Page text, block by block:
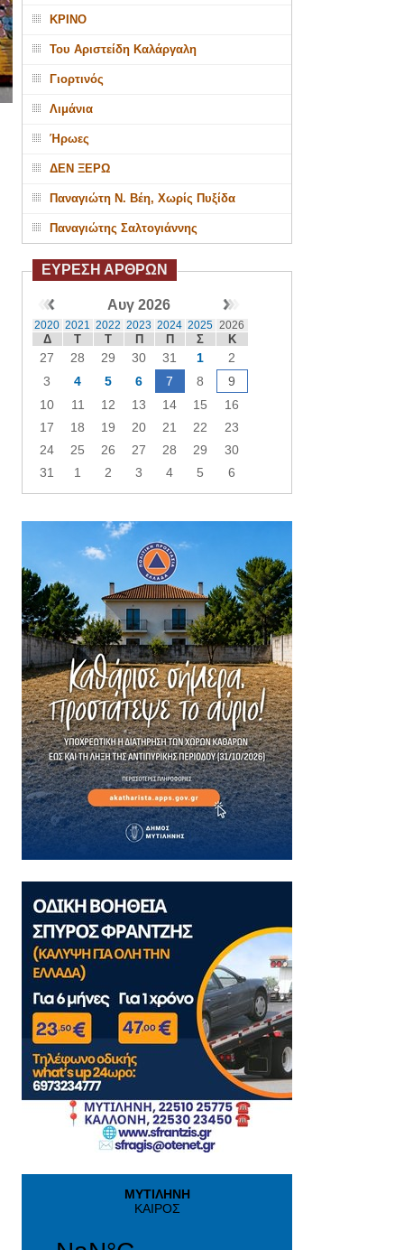
ΚΡΙΝΟ
Του Αριστείδη Καλάργαλη
Γιορτινός
Λιμάνια
Ήρωες
ΔΕΝ ΞΕΡΩ
Παναγιώτη Ν. Βέη, Χωρίς Πυξίδα
Παναγιώτης Σαλτογιάννης
ΕΥΡΕΣΗ ΑΡΘΡΩΝ
Αυγ 2026
2020 2021 2022 2023 2024 2025 2026
Δ Τ Τ Π Π Σ Κ
27 28 29 30 31 1
2
3
4 5 6 7 8
9
10
11 12 13 14 15
16
17
18 19 20 21 22
23
24
25 26 27 28 29
30
31
1 2 3 4 5 6